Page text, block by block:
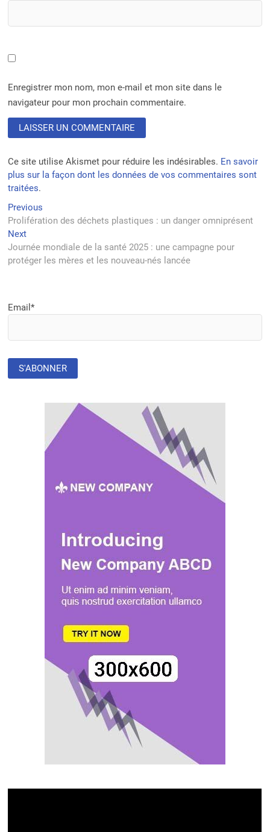
Enregistrer mon nom, mon e-mail et mon site dans le
navigateur pour mon prochain commentaire.
Ce site utilise Akismet pour réduire les indésirables. En savoir
plus sur la façon dont les données de vos commentaires sont
traitées.
Navigation
de
l’article
Previous
post:
Prolifération des déchets plastiques : un danger omniprésent
NextNext
post:
Journée mondiale de la santé 2025 : une campagne pour
protéger les mères et les nouveau-nés lancée
Email*